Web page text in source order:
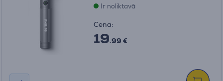
Ir noliktavā
Cena:
19.99 €